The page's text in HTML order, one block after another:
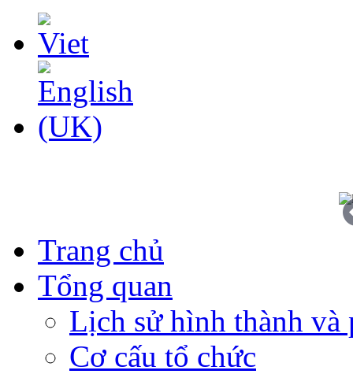
Trang chủ
Tổng quan
Lịch sử hình thành và
Cơ cấu tổ chức